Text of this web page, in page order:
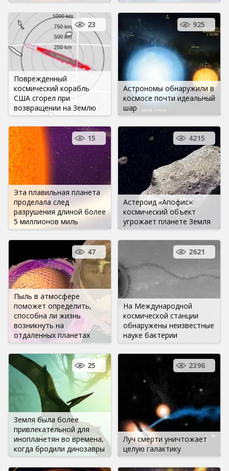
Поврежденный
космический корабль
США сгорел при
возвращении на Землю
23
Астрономы обнаружили в
космосе почти идеальный
шар
925
Эта плавильная планета
проделала след
разрушения длиной более
5 миллионов миль
15
Астероид «Апофис»:
космический объект
угрожает планете Земля
4215
Пыль в атмосфере
поможет определить,
способна ли жизнь
возникнуть на
отдаленных планетах
47
На Международной
космической станции
обнаружены неизвестные
науке бактерии
2621
Земля была более
привлекательной для
инопланетян во времена,
когда бродили динозавры
25
Луч смерти уничтожает
целую галактику
2396